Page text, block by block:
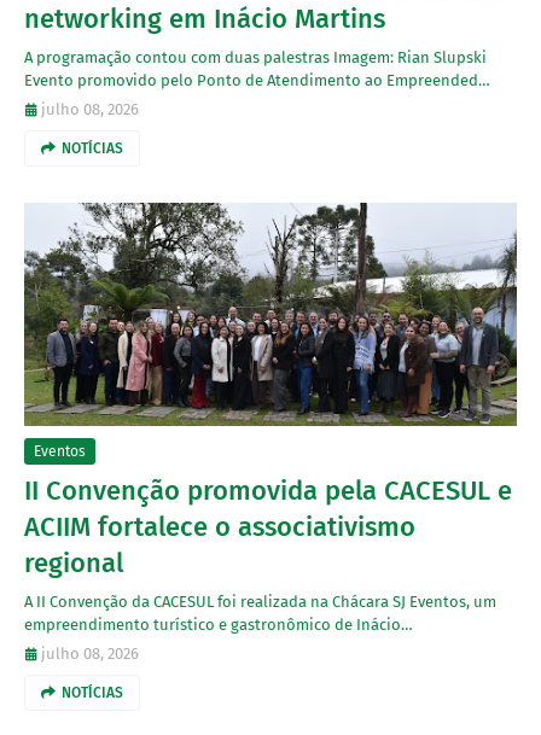
networking em Inácio Martins
A programação contou com duas palestras Imagem: Rian Slupski
Evento promovido pelo Ponto de Atendimento ao Empreended…
julho 08, 2026
NOTÍCIAS
Eventos
II Convenção promovida pela CACESUL e
ACIIM fortalece o associativismo
regional
A II Convenção da CACESUL foi realizada na Chácara SJ Eventos, um
empreendimento turístico e gastronômico de Inácio…
julho 08, 2026
NOTÍCIAS